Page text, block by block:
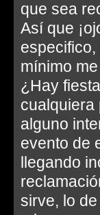
que sea
Así que
mínimo
¿Hay
cualquiera
alguno
evento de
llegando
sirve, lo